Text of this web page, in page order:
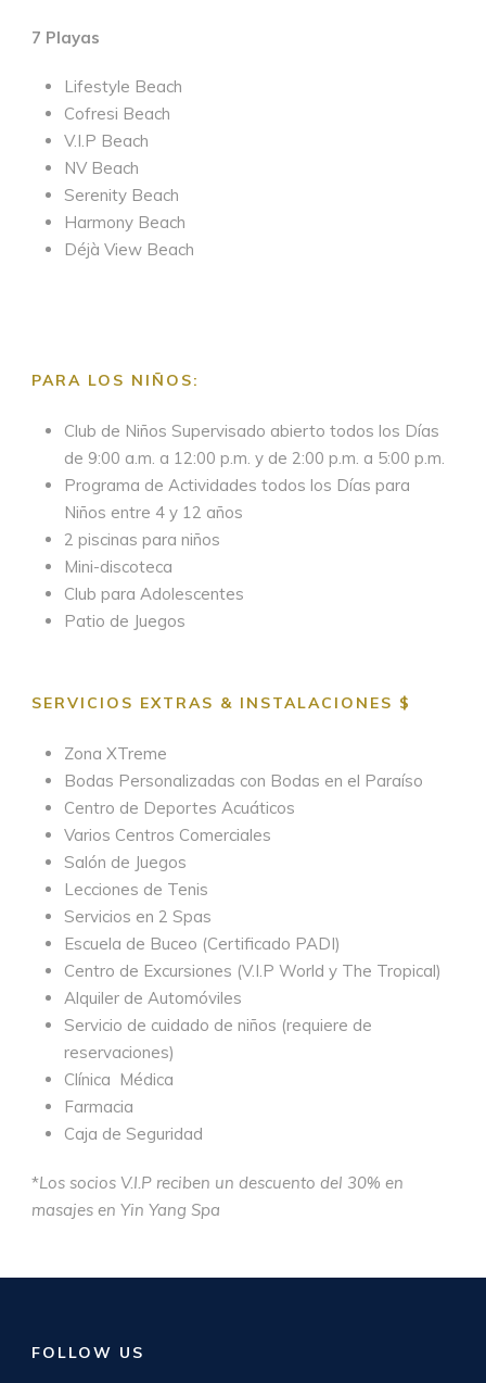
7 Playas
Lifestyle Beach
Cofresi Beach
V.I.P Beach
NV Beach
Serenity Beach
Harmony Beach
Déjà View Beach
PARA LOS NIÑOS:
Club de Niños Supervisado abierto todos los Días
de 9:00 a.m. a 12:00 p.m. y de 2:00 p.m. a 5:00 p.m.
Programa de Actividades todos los Días para
Niños entre 4 y 12 años
2 piscinas para niños
Mini-discoteca
Club para Adolescentes
Patio de Juegos
SERVICIOS EXTRAS & INSTALACIONES $
Zona XTreme
Bodas Personalizadas con Bodas en el Paraíso
Centro de Deportes Acuáticos
Varios Centros Comerciales
Salón de Juegos
Lecciones de Tenis
Servicios en 2 Spas
Escuela de Buceo (Certificado PADI)
Centro de Excursiones (V.I.P World y The Tropical)
Alquiler de Automóviles
Servicio de cuidado de niños (requiere de
reservaciones)
Clínica Médica
Farmacia
Caja de Seguridad
*Los socios V.I.P reciben un descuento del 30% en
masajes en Yin Yang Spa
FOLLOW US